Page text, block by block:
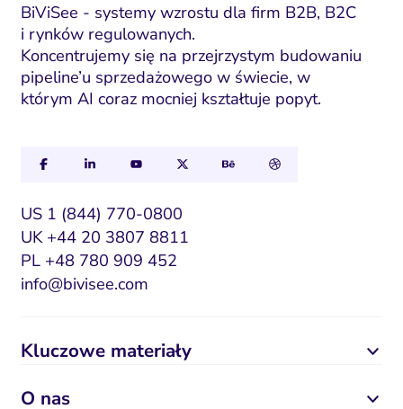
a
i
l
BiViSee - systemy wzrostu dla firm B2B, B2C
i rynków regulowanych.
Koncentrujemy się na przejrzystym budowaniu
pipeline’u sprzedażowego w świecie, w
którym AI coraz mocniej kształtuje popyt.
US 1 (844) 770-0800
UK +44 20 3807 8811
PL +48 780 909 452
info@bivisee.com
Kluczowe materiały
O nas